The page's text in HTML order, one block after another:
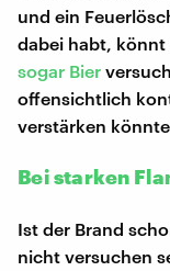
und ein
dabei habt, könnt
sogar Bier
offensichtlich
verstärken
Bei starken
Ist der Brand
nicht versuchen